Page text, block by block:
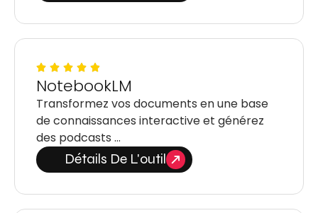
NotebookLM
Transformez vos documents en une base
de connaissances interactive et générez
des podcasts …
Détails De L'outil